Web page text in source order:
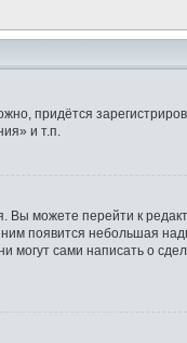
придётся
и т.п.
можете перейти к
появится небольшая
могут сами написать о